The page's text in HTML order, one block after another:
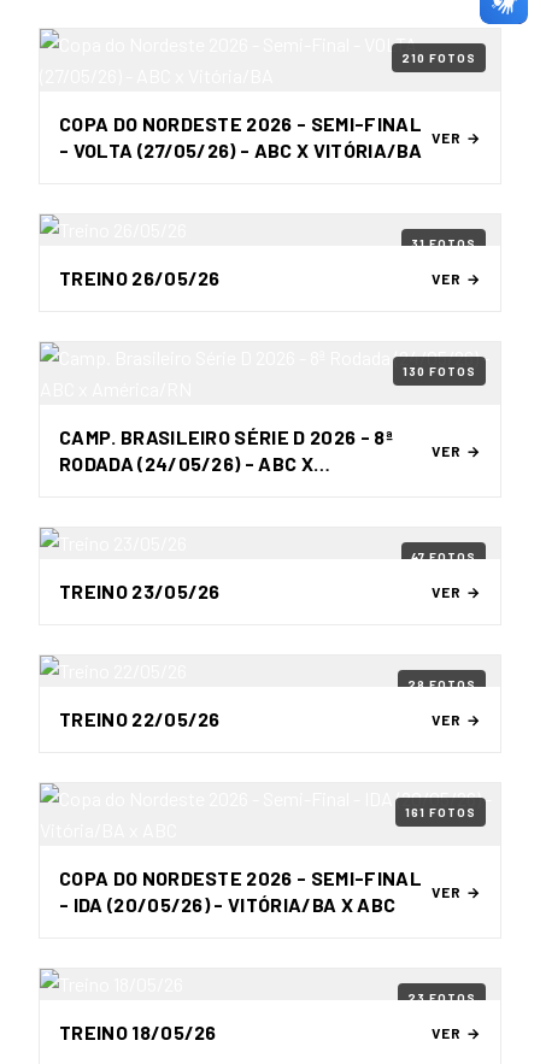
210 FOTOS
COPA DO NORDESTE 2026 - SEMI-FINAL
- VOLTA (27/05/26) - ABC X VITÓRIA/BA
VER →
31 FOTOS
TREINO 26/05/26 VER →
130 FOTOS
CAMP. BRASILEIRO SÉRIE D 2026 - 8ª
RODADA (24/05/26) - ABC X
VER →
47 FOTOS
TREINO 23/05/26 VER →
28 FOTOS
TREINO 22/05/26 VER →
161 FOTOS
COPA DO NORDESTE 2026 - SEMI-FINAL
- IDA (20/05/26) - VITÓRIA/BA X ABC
VER →
23 FOTOS
TREINO 18/05/26 VER →